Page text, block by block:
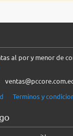
al por y menor de
Terminos y